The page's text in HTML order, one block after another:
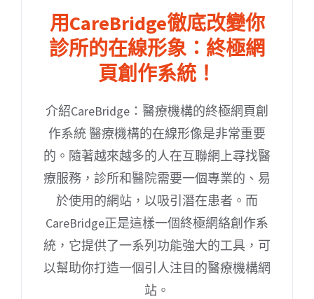
用CareBridge徹底改變你
診所的在線形象：終極網
頁創作系統！
介紹CareBridge：醫療機構的終極網頁創
作系統 醫療機構的在線形像是非常重要
的。隨著越來越多的人在互聯網上尋找醫
療服務，診所和醫院需要一個專業的、易
於使用的網站，以吸引潛在患者。而
CareBridge正是這樣一個終極網絡創作系
統，它提供了一系列功能強大的工具，可
以幫助你打造一個引人注目的醫療機構網
站。